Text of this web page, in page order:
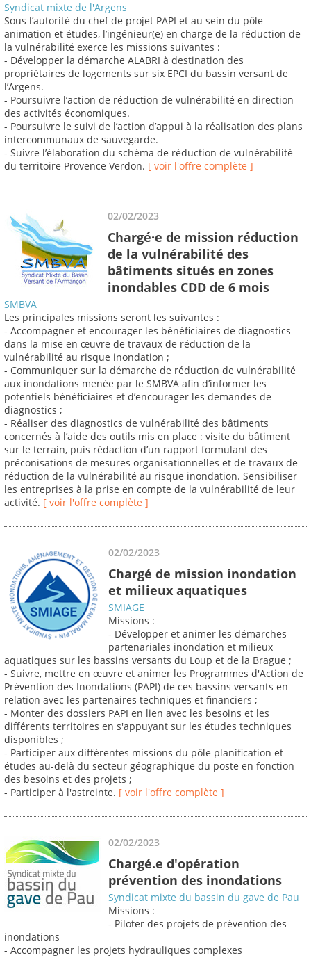
Syndicat mixte de l'Argens
Sous l’autorité du chef de projet PAPI et au sein du pôle
animation et études, l’ingénieur(e) en charge de la réduction de
la vulnérabilité exerce les missions suivantes :
- Développer la démarche ALABRI à destination des
propriétaires de logements sur six EPCI du bassin versant de
l’Argens.
- Poursuivre l’action de réduction de vulnérabilité en direction
des activités économiques.
- Poursuivre le suivi de l’action d’appui à la réalisation des plans
intercommunaux de sauvegarde.
- Suivre l’élaboration du schéma de réduction de vulnérabilité
du territoire Provence Verdon. [ voir l'offre complète ]
02/02/2023
Chargé·e de mission réduction
de la vulnérabilité des
bâtiments situés en zones
inondables CDD de 6 mois
SMBVA
Les principales missions seront les suivantes :
- Accompagner et encourager les bénéficiaires de diagnostics
dans la mise en œuvre de travaux de réduction de la
vulnérabilité au risque inondation ;
- Communiquer sur la démarche de réduction de vulnérabilité
aux inondations menée par le SMBVA afin d’informer les
potentiels bénéficiaires et d’encourager les demandes de
diagnostics ;
- Réaliser des diagnostics de vulnérabilité des bâtiments
concernés à l’aide des outils mis en place : visite du bâtiment
sur le terrain, puis rédaction d’un rapport formulant des
préconisations de mesures organisationnelles et de travaux de
réduction de la vulnérabilité au risque inondation. Sensibiliser
les entreprises à la prise en compte de la vulnérabilité de leur
activité. [ voir l'offre complète ]
02/02/2023
Chargé de mission inondation
et milieux aquatiques
SMIAGE
Missions :
- Développer et animer les démarches
partenariales inondation et milieux
aquatiques sur les bassins versants du Loup et de la Brague ;
- Suivre, mettre en œuvre et animer les Programmes d'Action de
Prévention des Inondations (PAPI) de ces bassins versants en
relation avec les partenaires techniques et financiers ;
- Monter des dossiers PAPI en lien avec les besoins et les
différents territoires en s'appuyant sur les études techniques
disponibles ;
- Participer aux différentes missions du pôle planification et
études au-delà du secteur géographique du poste en fonction
des besoins et des projets ;
- Participer à l'astreinte. [ voir l'offre complète ]
02/02/2023
Chargé.e d'opération
prévention des inondations
Syndicat mixte du bassin du gave de Pau
Missions :
- Piloter des projets de prévention des
inondations
- Accompagner les projets hydrauliques complexes